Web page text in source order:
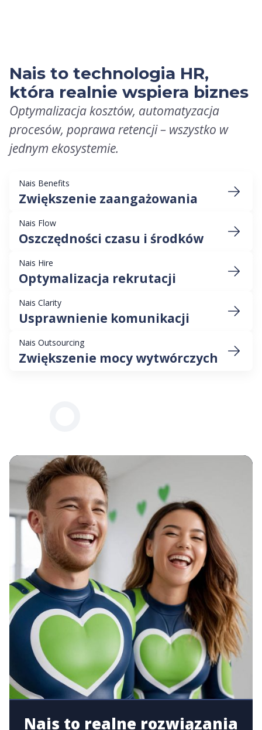
Nais to technologia HR,
która realnie wspiera biznes
Optymalizacja kosztów, automatyzacja
procesów, poprawa retencji – wszystko w
jednym ekosystemie.
Nais Benefits
Zwiększenie zaangażowania
Nais Flow
Oszczędności czasu i środków
Nais Hire
Optymalizacja rekrutacji
Nais Clarity
Usprawnienie komunikacji
Nais Outsourcing
Zwiększenie mocy wytwórczych
Nais to realne rozwiązania